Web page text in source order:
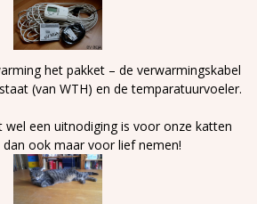
het pakket – de verwarmingskabel
(van WTH) en de temparatuurvoeler.
een uitnodiging is voor onze katten
ook maar voor lief nemen!